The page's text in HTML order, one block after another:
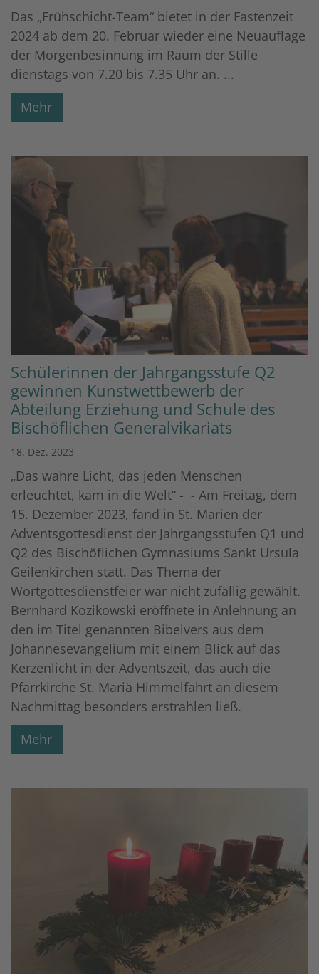
Das „Frühschicht-Team“ bietet in der Fastenzeit
2024 ab dem 20. Februar wieder eine Neuauflage
der Morgenbesinnung im Raum der Stille
dienstags von 7.20 bis 7.35 Uhr an. ...
Mehr
Schülerinnen der Jahrgangsstufe Q2
gewinnen Kunstwettbewerb der
Abteilung Erziehung und Schule des
Bischöflichen Generalvikariats
18. Dez. 2023
„Das wahre Licht, das jeden Menschen
erleuchtet, kam in die Welt“ - - Am Freitag, dem
15. Dezember 2023, fand in St. Marien der
Adventsgottesdienst der Jahrgangsstufen Q1 und
Q2 des Bischöflichen Gymnasiums Sankt Ursula
Geilenkirchen statt. Das Thema der
Wortgottesdienstfeier war nicht zufällig gewählt.
Bernhard Kozikowski eröffnete in Anlehnung an
den im Titel genannten Bibelvers aus dem
Johannesevangelium mit einem Blick auf das
Kerzenlicht in der Adventszeit, das auch die
Pfarrkirche St. Mariä Himmelfahrt an diesem
Nachmittag besonders erstrahlen ließ.
Mehr